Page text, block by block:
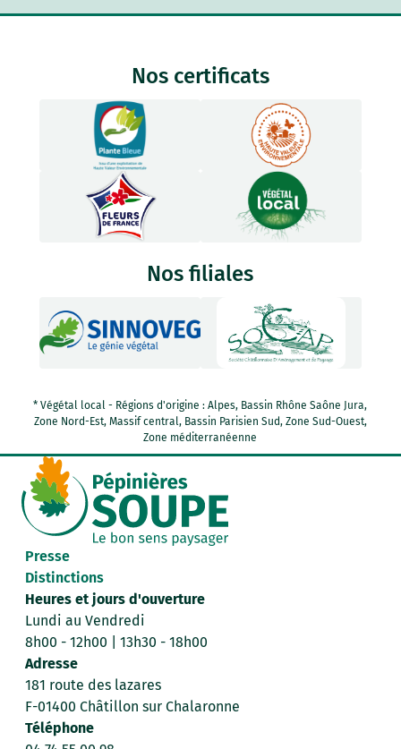
Nos certificats
Nos filiales
* Végétal local - Régions d'origine : Alpes, Bassin Rhône Saône Jura,
Zone Nord-Est, Massif central, Bassin Parisien Sud, Zone Sud-Ouest,
Zone méditerranéenne
Presse
Distinctions
Heures et jours d'ouverture
Lundi au Vendredi
8h00 - 12h00 | 13h30 - 18h00
Adresse
181 route des lazares
F-01400 Châtillon sur Chalaronne
Téléphone